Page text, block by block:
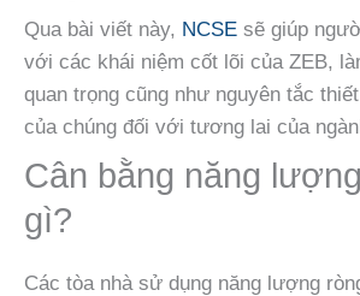
Qua bài viết này, NCSE sẽ giúp
với các khái niệm cốt lõi của ZEB,
quan trọng cũng như nguyên tắc
của chúng đối với tương lai của
Cân bằng năng
gì?
Các tòa nhà sử dụng năng lượng